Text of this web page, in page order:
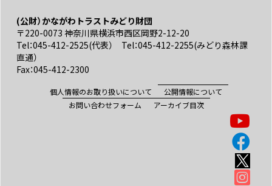
(公財）かながわトラストみどり財団
〒220-0073 神奈川県横浜市西区岡野2-12-20
Tel：045-412-2525(代表） Tel：045-412-2255(みどり森林課
直通）
Fax：045-412-2300
個人情報のお取り扱いについて
公開情報について
お問い合わせフォーム
アーカイブ目次